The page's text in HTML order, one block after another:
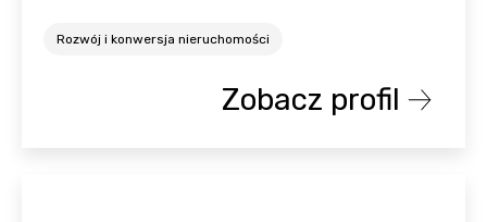
Rozwój i konwersja nieruchomości
Zobacz profil